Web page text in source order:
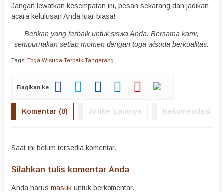
Jangan lewatkan kesempatan ini, pesan sekarang dan jadikan
acara kelulusan Anda luar biasa!
Berikan yang terbaik untuk siswa Anda. Bersama kami,
sempurnakan setiap momen dengan toga wisuda berkualitas.
Tags: Toga Wisuda Terbaik Tangerang
Bagikan ke
Komentar (0) Artikel Lainnya Rekomendasi
Saat ini belum tersedia komentar.
Silahkan tulis komentar Anda
Anda harus masuk untuk berkomentar.